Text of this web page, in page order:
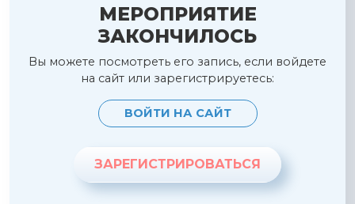
МЕРОПРИЯТИЕ
ЗАКОНЧИЛОСЬ
Вы можете посмотреть его запись, если войдете
на сайт или зарегистрируетесь:
ВОЙТИ НА САЙТ
ЗАРЕГИСТРИРОВАТЬСЯ